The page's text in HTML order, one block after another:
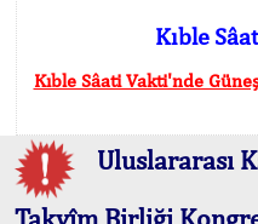
Kıble
Kıble Sâati Vakti'nde
Uluslararası
Takvîm Birliği